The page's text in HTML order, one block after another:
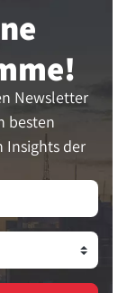
Newsletter
besten
Insights der